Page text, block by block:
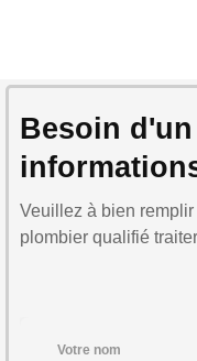
Besoin
Veuillez à bien
plombier qualifié
Votre nom